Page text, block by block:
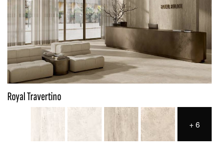
Royal Travertino
+6